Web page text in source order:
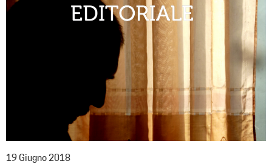
19 Giugno 2018